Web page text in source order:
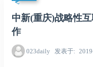
中新(重庆)战略性
作
023daily 发表于